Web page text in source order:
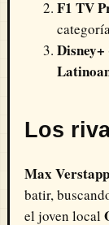
F1 TV
Disney+
Los
Max
batir,
el joven local